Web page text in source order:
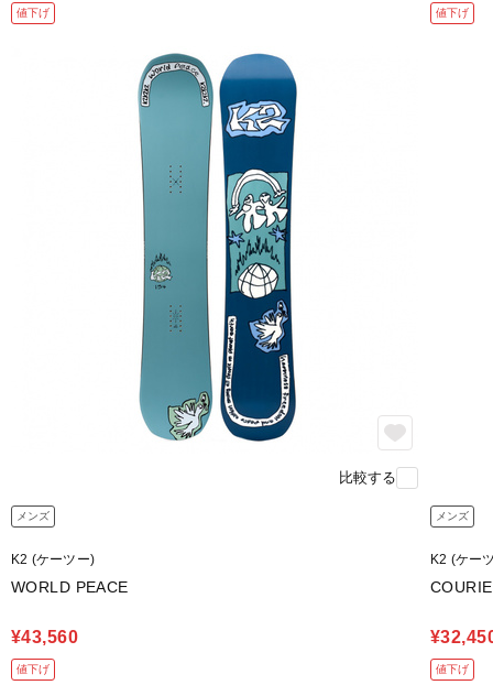
値下げ 値下げ
比較する
メンズ
K2 (ケーツー)
WORLD PEACE
¥43,560
値下げ
メンズ
K2 (ケー
値下げ